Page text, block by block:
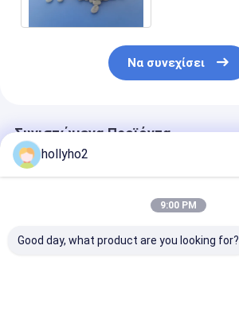
Να συνεχίσει
Συνιστώμενα Προϊόντα
hollyho2
9:00 PM
Good day, what product are you looking for?